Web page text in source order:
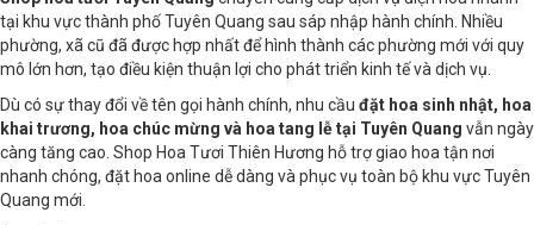
Shop hoa tươi Tuyên Quangchuyên cung cấp dịch vụ điện hoa nhanh
tại khu vực thành phố Tuyên Quang sau sáp nhập hành chính. Nhiều
phường, xã cũ đã được hợp nhất để hình thành các phường mới với quy
mô lớn hơn, tạo điều kiện thuận lợi cho phát triển kinh tế và dịch vụ.
Dù có sự thay đổi về tên gọi hành chính, nhu cầu đặt hoa sinh nhật, hoa
khai trương, hoa chúc mừng và hoa tang lễ tại Tuyên Quang vẫn ngày
càng tăng cao. Shop Hoa Tươi Thiên Hương hỗ trợ giao hoa tận nơi
nhanh chóng, đặt hoa online dễ dàng và phục vụ toàn bộ khu vực Tuyên
Quang mới.